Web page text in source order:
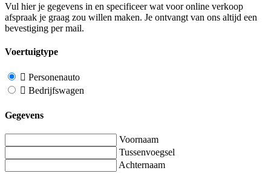
Vul hier je gegevens in en specificeer wat voor online verkoop
afspraak je graag zou willen maken. Je ontvangt van ons altijd een
bevestiging per mail.
Voertuigtype
Personenauto
Bedrijfswagen
Gegevens
Voornaam
Tussenvoegsel
Achternaam